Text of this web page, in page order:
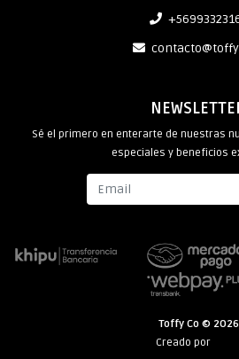
Sé el primero en enterarte de nuestras
especiales y beneficios
Toffy Co © 2026
Creado por